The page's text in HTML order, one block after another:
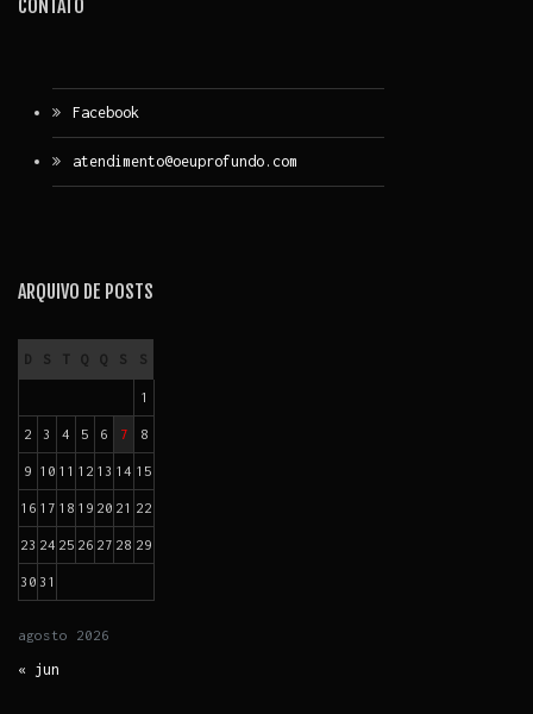
CONTATO
Facebook
atendimento@oeuprofundo.com
ARQUIVO DE POSTS
agosto 2026
D S T Q Q S S
1
2 3 4 5 6 7 8
9 10 11 12 13 14 15
16 17 18 19 20 21 22
23 24 25 26 27 28 29
30 31
« jun